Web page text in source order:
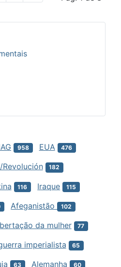
958 EUA 476
Revolución 182
116 Iraque 115
Afeganistão 102
da mulher 77
imperialista 65
63 Alemanha 60